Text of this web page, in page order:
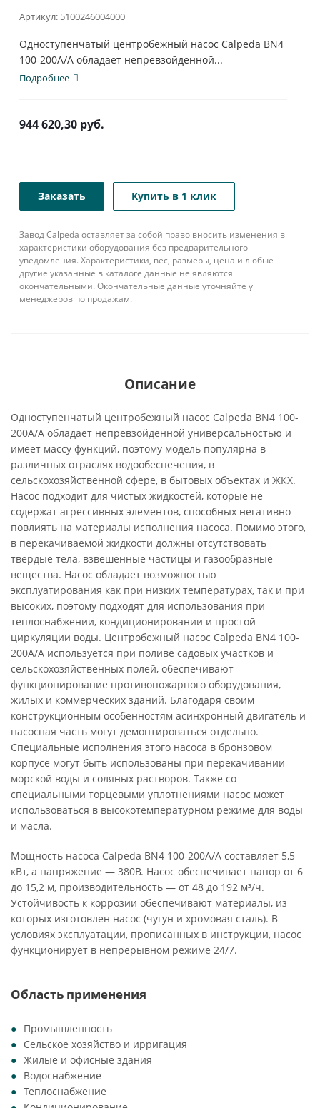
Артикул: 5100246004000
Одноступенчатый центробежный насос Calpeda BN4
100-200A/A обладает непревзойденной...
Подробнее
944 620,30 руб.
Заказать Купить в 1 клик
Завод Calpeda оставляет за собой право вносить изменения в
характеристики оборудования без предварительного
уведомления. Характеристики, вес, размеры, цена и любые
другие указанные в каталоге данные не являются
окончательными. Окончательные данные уточняйте у
менеджеров по продажам.
Описание
Одноступенчатый центробежный насос Calpeda BN4 100-
200A/A обладает непревзойденной универсальностью и
имеет массу функций, поэтому модель популярна в
различных отраслях водообеспечения, в
сельскохозяйственной сфере, в бытовых объектах и ЖКХ.
Насос подходит для чистых жидкостей, которые не
содержат агрессивных элементов, способных негативно
повлиять на материалы исполнения насоса. Помимо этого,
в перекачиваемой жидкости должны отсутствовать
твердые тела, взвешенные частицы и газообразные
вещества. Насос обладает возможностью
эксплуатирования как при низких температурах, так и при
высоких, поэтому подходят для использования при
теплоснабжении, кондиционировании и простой
циркуляции воды. Центробежный насос Calpeda BN4 100-
200A/A используется при поливе садовых участков и
сельскохозяйственных полей, обеспечивают
функционирование противопожарного оборудования,
жилых и коммерческих зданий. Благодаря своим
конструкционным особенностям асинхронный двигатель и
насосная часть могут демонтироваться отдельно.
Специальные исполнения этого насоса в бронзовом
корпусе могут быть использованы при перекачивании
морской воды и соляных растворов. Также со
специальными торцевыми уплотнениями насос может
использоваться в высокотемпературном режиме для воды
и масла.
Мощность насоса Calpeda BN4 100-200A/A составляет 5,5
кВт, а напряжение — 380В. Насос обеспечивает напор от 6
до 15,2 м, производительность — от 48 до 192 м³/ч.
Устойчивость к коррозии обеспечивают материалы, из
которых изготовлен насос (чугун и хромовая сталь). В
условиях эксплуатации, прописанных в инструкции, насос
функционирует в непрерывном режиме 24/7.
Область применения
Промышленность
Сельское хозяйство и ирригация
Жилые и офисные здания
Водоснабжение
Теплоснабжение